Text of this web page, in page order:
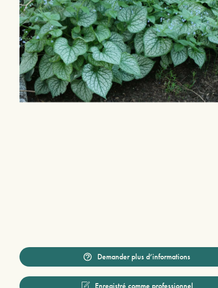
Demander plus d’informations
Enregistré comme professionnel